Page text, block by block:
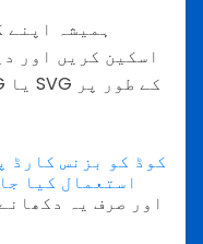
ہمیشہ اپنے
اسکین کریں اور
استعمال کیا
اور صرف یہ